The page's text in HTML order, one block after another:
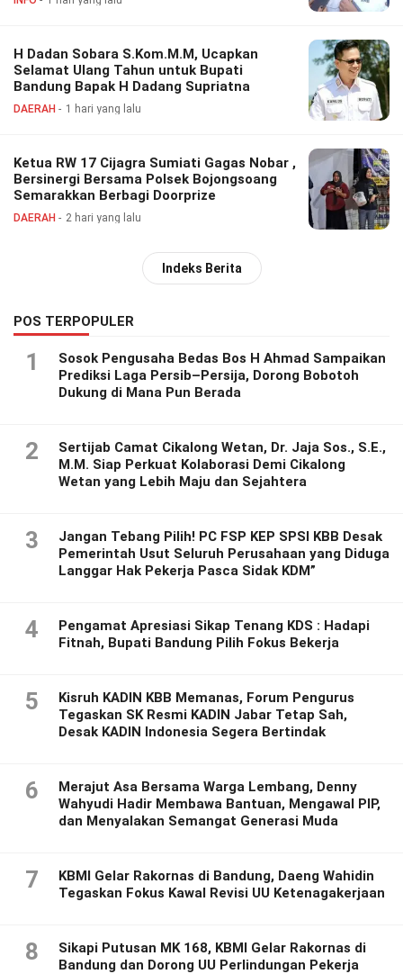
H Dadan Sobara S.Kom.M.M, Ucapkan
Selamat Ulang Tahun untuk Bupati
Bandung Bapak H Dadang Supriatna
DAERAH 1 hari yang lalu
Ketua RW 17 Cijagra Sumiati Gagas Nobar ,
Bersinergi Bersama Polsek Bojongsoang
Semarakkan Berbagi Doorprize
DAERAH 2 hari yang lalu
Indeks Berita
POS TERPOPULER
1
Sosok Pengusaha Bedas Bos H Ahmad Sampaikan
Prediksi Laga Persib–Persija, Dorong Bobotoh
Dukung di Mana Pun Berada
2
Sertijab Camat Cikalong Wetan, Dr. Jaja Sos., S.E.,
M.M. Siap Perkuat Kolaborasi Demi Cikalong
Wetan yang Lebih Maju dan Sejahtera
3
Jangan Tebang Pilih! PC FSP KEP SPSI KBB Desak
Pemerintah Usut Seluruh Perusahaan yang Diduga
Langgar Hak Pekerja Pasca Sidak KDM”
4
Pengamat Apresiasi Sikap Tenang KDS : Hadapi
Fitnah, Bupati Bandung Pilih Fokus Bekerja
5
Kisruh KADIN KBB Memanas, Forum Pengurus
Tegaskan SK Resmi KADIN Jabar Tetap Sah,
Desak KADIN Indonesia Segera Bertindak
6
Merajut Asa Bersama Warga Lembang, Denny
Wahyudi Hadir Membawa Bantuan, Mengawal PIP,
dan Menyalakan Semangat Generasi Muda
7
KBMI Gelar Rakornas di Bandung, Daeng Wahidin
Tegaskan Fokus Kawal Revisi UU Ketenagakerjaan
8
Sikapi Putusan MK 168, KBMI Gelar Rakornas di
Bandung dan Dorong UU Perlindungan Pekerja